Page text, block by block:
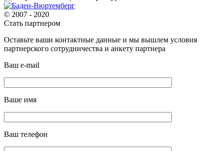
© 2007 - 2020
Стать партнером
Оставьте ваши контактные данные и мы вышлем условия
партнерского сотрудничества и анкету партнера
Ваш e-mail
Ваше имя
Ваш телефон